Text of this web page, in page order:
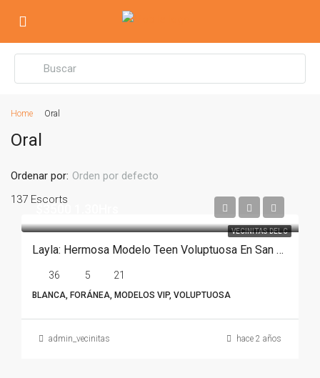
Home Oral
Oral
137 Escorts
Ordenar por: Orden por defecto
VECINITAS DEL C
Layla: Hermosa Modelo Teen Voluptuosa En San Pedro
36 5 21
BLANCA, FORÁNEA, MODELOS VIP, VOLUPTUOSA
admin_vecinitas hace 2 años